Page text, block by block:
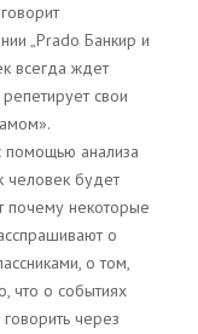
„Prado Банкир и
всегда ждет
свои
помощью анализа
человек будет
почему некоторые
о
о том,
что о событиях
через